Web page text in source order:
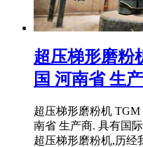
超压梯形磨粉
国 河南省 生
超压梯形磨粉机
南省 生产商. 具有国
超压梯形磨粉机,历经